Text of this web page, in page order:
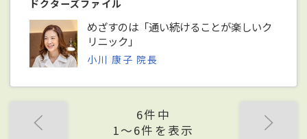
ドクターズファイル
めざすのは「通い続けることが楽しいク
リニック」
小川 康子 院長
6件中
1〜6件を表示